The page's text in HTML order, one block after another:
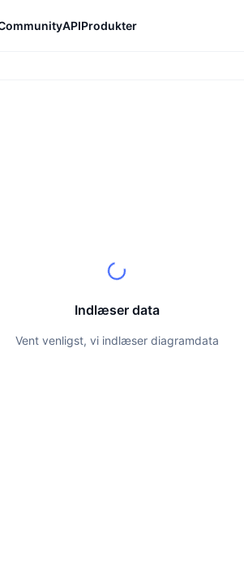
APIProdukter
Indlæser data
Vent venligst, vi indlæser diagramdata